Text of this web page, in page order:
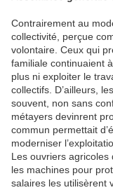
Contrairement au
collectivité, perçue
volontaire. Ceux qui
familiale continuaient
plus ni exploiter le
collectifs. D’ailleurs,
souvent, non sans
métayers devinrent
commun permettait
moderniser
Les ouvriers
les machines pour
salaires les utilisèrent